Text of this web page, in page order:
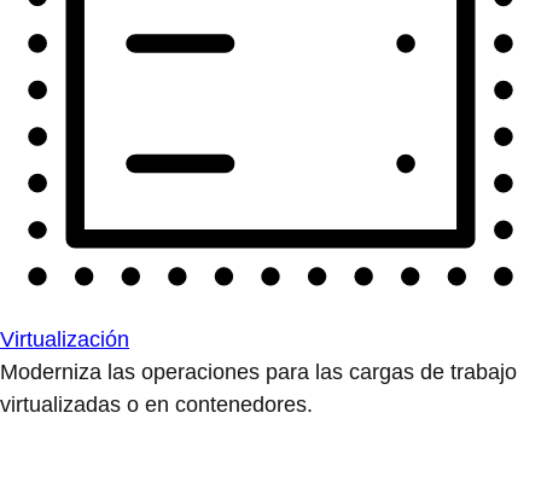
Virtualización
Moderniza las operaciones para las cargas de trabajo
virtualizadas o en contenedores.